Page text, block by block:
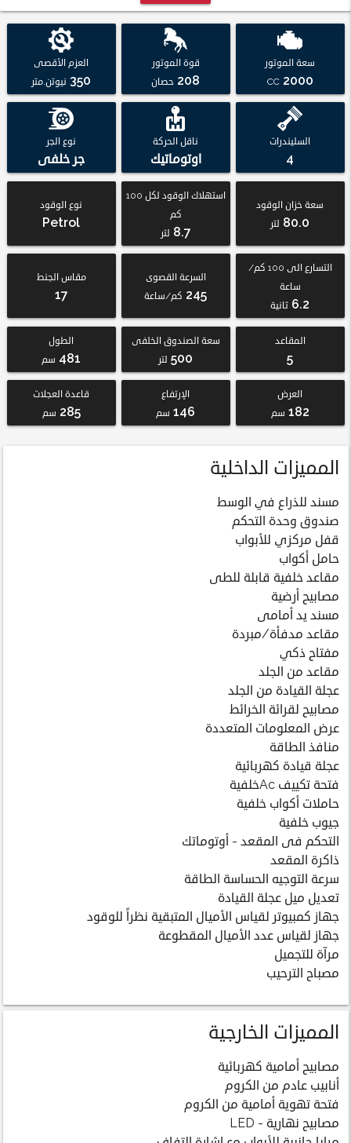
سعة الموتور
2000
CC
قوة الموتور
208 حصان
العزم الأقصى
350 نيوتن.متر
السليندرات
4
ناقل الحركة
اوتوماتيك
نوع الجر
جر خلفى
سعة خزان الوقود
80.0 لتر
استهلاك الوقود لكل 100
كم
8.7 لتر
نوع الوقود
Petrol
التسارع الى 100 كم/
ساعة
6.2 ثانية
السرعة القصوى
245 كم/ساعة
مقاس الجنط
17
المقاعد
5
سعة الصندوق الخلفى
500 لتر
الطول
481 سم
العرض
182 سم
الإرتفاع
146 سم
قاعدة العجلات
285 سم
المميزات الداخلية
مسند للذراع في الوسط
صندوق وحدة التحكم
قفل مركزي للأبواب
حامل أكواب
مقاعد خلفية قابلة للطى
مصابيح أرضية
مسند يد أمامى
مقاعد مدفأة/مبردة
مفتاح ذكي
مقاعد من الجلد
عجلة القيادة من الجلد
مصابيح لقرائة الخرائط
عرض المعلومات المتعددة
منافذ الطاقة
عجلة قيادة كهربائية
فتحة تكييف Acخلفية
حاملات أكواب خلفية
جيوب خلفية
التحكم فى المقعد - أوتوماتك
ذاكرة المقعد
سرعة التوجيه الحساسة الطاقة
تعديل ميل عجلة القيادة
جهاز كمبيوتر لقياس الأميال المتبقية نظراً للوقود
جهاز لقياس عدد الأميال المقطوعة
مرآة للتجميل
مصباح الترحيب
المميزات الخارجية
مصابيح أمامية كهربائية
أنابيب عادم من الكروم
فتحة تهوية أمامية من الكروم
مصابيح نهارية - LED